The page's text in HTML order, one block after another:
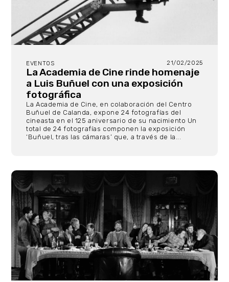
EVENTOS 21/02/2025
La Academia de Cine rinde homenaje
a Luis Buñuel con una exposición
fotográfica
La Academia de Cine, en colaboración del Centro
Buñuel de Calanda, expone 24 fotografías del
cineasta en el 125 aniversario de su nacimiento Un
total de 24 fotografías componen la exposición
‘Buñuel, tras las cámaras’ que, a través de la...